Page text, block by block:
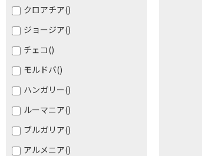
クロアチア()
ジョージア()
チェコ()
モルドバ()
ハンガリー()
ルーマニア()
ブルガリア()
アルメニア()